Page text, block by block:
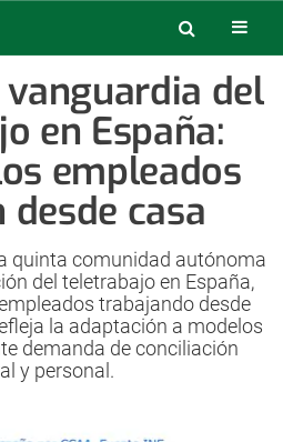
vanguardia del
en España:
empleados
casa
quinta comunidad autónoma
del teletrabajo en España,
trabajando desde
la adaptación a modelos
demanda de conciliación
y personal.